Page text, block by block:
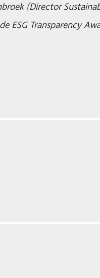
(Director
ESG Transparency